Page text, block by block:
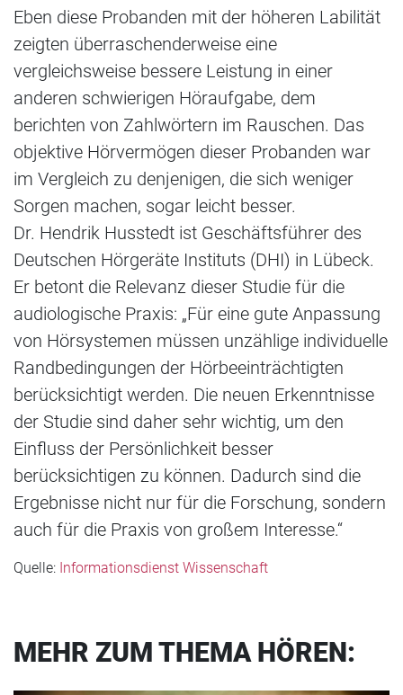
Eben diese Probanden mit der höheren Labilität
zeigten überraschenderweise eine
vergleichsweise bessere Leistung in einer
anderen schwierigen Höraufgabe, dem
berichten von Zahlwörtern im Rauschen. Das
objektive Hörvermögen dieser Probanden war
im Vergleich zu denjenigen, die sich weniger
Sorgen machen, sogar leicht besser.
Dr. Hendrik Husstedt ist Geschäftsführer des
Deutschen Hörgeräte Instituts (DHI) in Lübeck.
Er betont die Relevanz dieser Studie für die
audiologische Praxis: „Für eine gute Anpassung
von Hörsystemen müssen unzählige individuelle
Randbedingungen der Hörbeeinträchtigten
berücksichtigt werden. Die neuen Erkenntnisse
der Studie sind daher sehr wichtig, um den
Einfluss der Persönlichkeit besser
berücksichtigen zu können. Dadurch sind die
Ergebnisse nicht nur für die Forschung, sondern
auch für die Praxis von großem Interesse.“
Quelle: Informationsdienst Wissenschaft
MEHR ZUM THEMA HÖREN: